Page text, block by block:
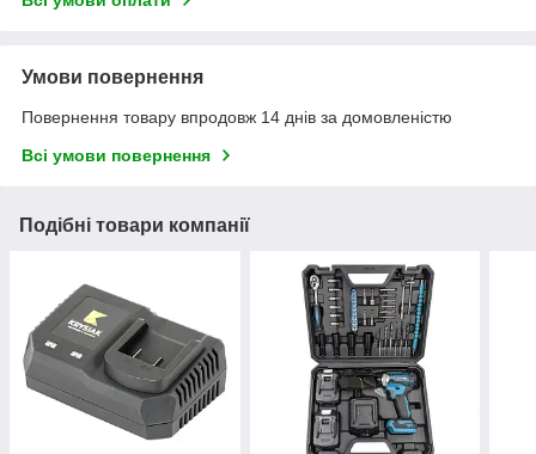
Умови повернення
Повернення товару впродовж 14 днів за домовленістю
Всі умови повернення
Подібні товари компанії